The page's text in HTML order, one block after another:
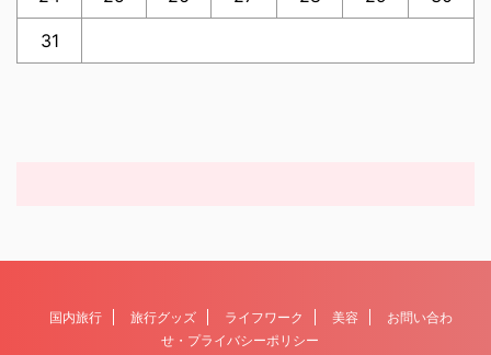
31
国内旅行 旅行グッズ ライフワーク 美容
お問い合わ
せ・プライバシーポリシー